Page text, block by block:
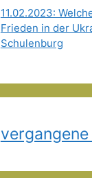
11.02.2023:
Frieden in der
Schulenburg